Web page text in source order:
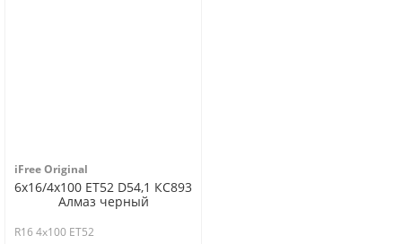
iFree Original
6x16/4x100 ET52 D54,1 КС893
Алмаз черный
R16 4x100 ET52